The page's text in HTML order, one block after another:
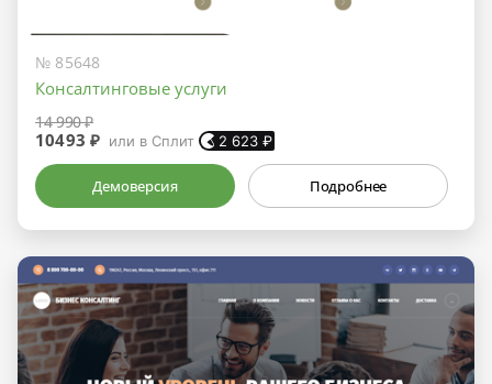
№ 85648
Консалтинговые услуги
14 990 ₽
10493 ₽ или в Сплит 2 623 ₽
Демоверсия Подробнее